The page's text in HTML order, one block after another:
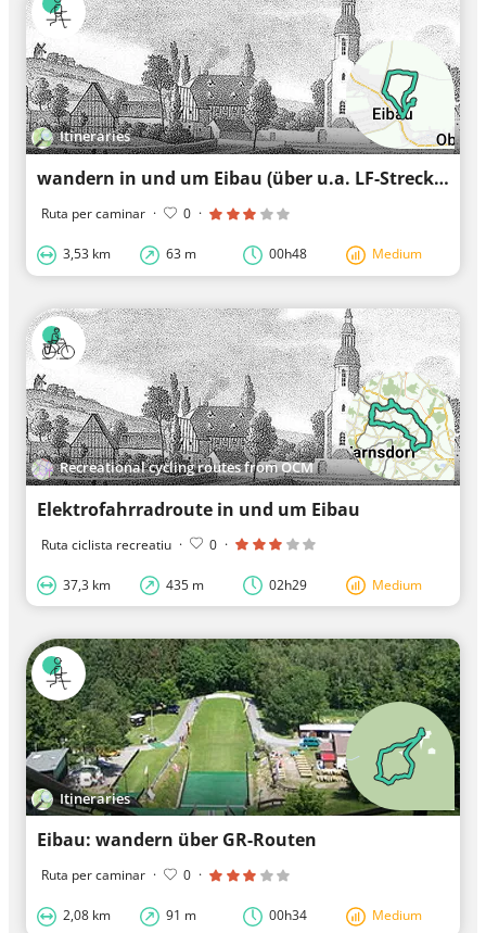
Itineraries
wandern in und um Eibau (über u.a. LF-Strecken)
Ruta per caminar · 0 ·
3,53 km 63 m 00h48 Medium
Recreational cycling routes from OCM
Elektrofahrradroute in und um Eibau
Ruta ciclista recreatiu · 0 ·
37,3 km 435 m 02h29 Medium
Itineraries
Eibau: wandern über GR-Routen
Ruta per caminar · 0 ·
2,08 km 91 m 00h34 Medium